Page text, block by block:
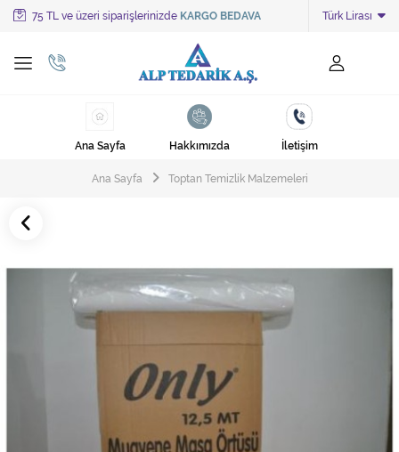
75 TL ve üzeri siparişlerinizde KARGO BEDAVA Türk Lirası
Tüm Kategoriler
Ayakkabı Cila Makineleri
Cila Makineleri
Çöp Torbaları
Endüstriyel Zemin Yıkama Makineleri
Halı Yıkama Makinesi
Ana Sayfa Hakkımızda İletişim
Ana Sayfa Toptan Temizlik Malzemeleri